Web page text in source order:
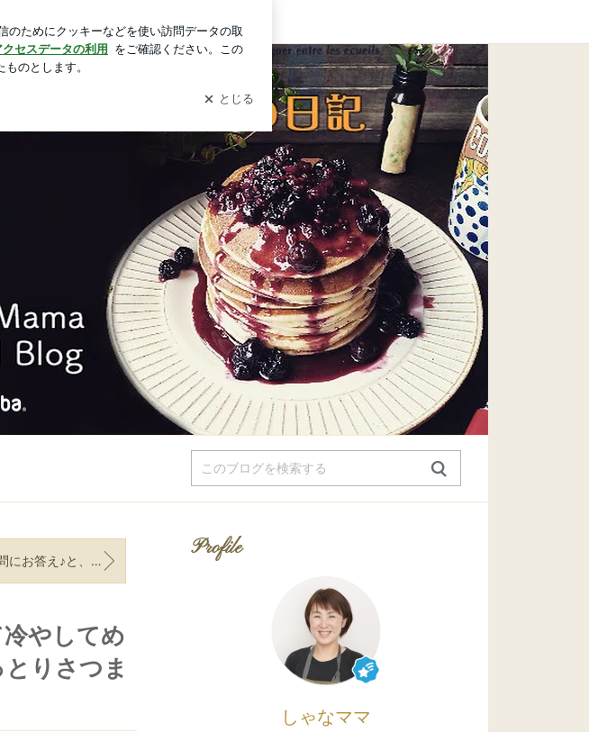
ィシャルブログ「しゃなママとだんご３兄弟の甘いもの日記」Powered by Ameba
ログイン
ご質問にお答え♪と、野菜がもりもり食べられる❤️ピリ辛スパイシーなカレーミートパスタ❤️
やしてめ
りさつま
Profile
しゃなママ